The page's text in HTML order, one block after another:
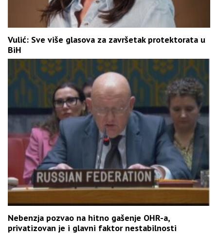
Vulić: Sve više glasova za završetak protektorata u
BiH
Nebenzja pozvao na hitno gašenje OHR-a,
privatizovan je i glavni faktor nestabilnosti